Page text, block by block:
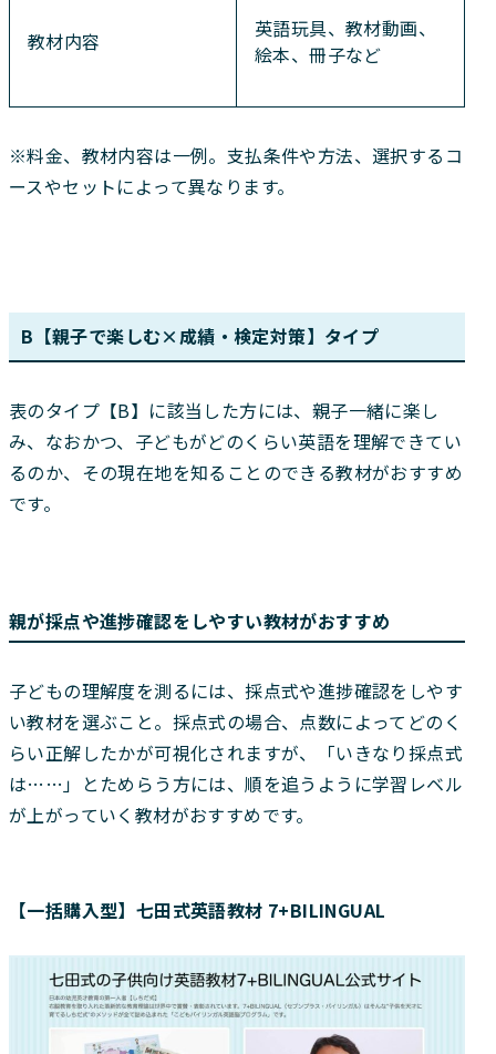
教材内容
英語玩具、教材動画、
絵本、冊子など
※料金、教材内容は一例。支払条件や方法、選択するコ
ースやセットによって異なります。
B【親子で楽しむ×成績・検定対策】タイプ
表のタイプ【B】に該当した方には、親子一緒に楽し
み、なおかつ、子どもがどのくらい英語を理解できてい
るのか、その現在地を知ることのできる教材がおすすめ
です。
親が採点や進捗確認をしやすい教材がおすすめ
子どもの理解度を測るには、採点式や進捗確認をしやす
い教材を選ぶこと。採点式の場合、点数によってどのく
らい正解したかが可視化されますが、「いきなり採点式
は……」とためらう方には、順を追うように学習レベル
が上がっていく教材がおすすめです。
【一括購入型】七田式英語教材 7+BILINGUAL